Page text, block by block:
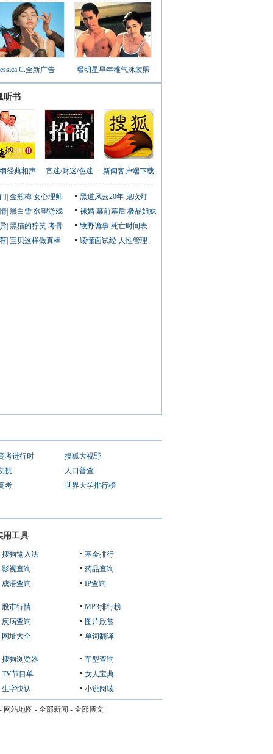
C.全新广告 曝明星早年稚气泳装照
听书
经典相声 官迷/财迷/色迷 新闻客户端下载
金瓶梅 女心理师 黑道风云20年 鬼吹灯
黑白雪 欲望游戏 裸婚 幕前幕后 极品姐妹
黑猫的狞笑 考骨 牧野诡事 死亡时间表
宝贝这样做真棒 读懂面试经 人性管理
考进行时
搜狐大视野
扰
人口普查
考 世界大学排行榜
用工具
搜狗输入法
基金排行
影视查询
药品查询
成语查询
IP查询
股市行情
MP3排行榜
疾病查询
图片欣赏
网址大全
单词翻译
搜狗浏览器
车型查询
TV节目单
女人宝典
生字快认
小说阅读
- 网站地图 - 全部新闻 - 全部博文